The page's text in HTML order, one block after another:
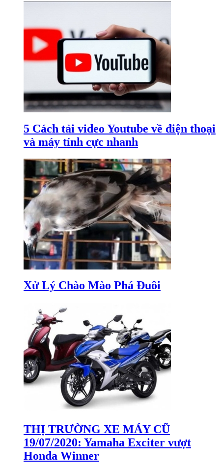
5 Cách tải video Youtube về điện thoại
và máy tính cực nhanh
Xử Lý Chào Mào Phá Đuôi
THỊ TRƯỜNG XE MÁY CŨ
19/07/2020: Yamaha Exciter vượt
Honda Winner